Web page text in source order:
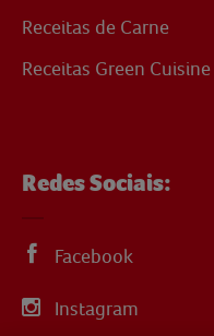
Receitas de Carne
Receitas Green Cuisine
Redes Sociais:
Facebook
Instagram